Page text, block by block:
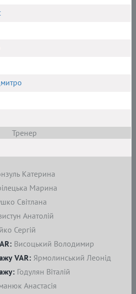
Тренер
Катерина
Марина
Світлана
Анастасія
Годулян Віталій
Анатолій
Сергій
Висоцький Володимир
VAR: Ярмолинський Леонід